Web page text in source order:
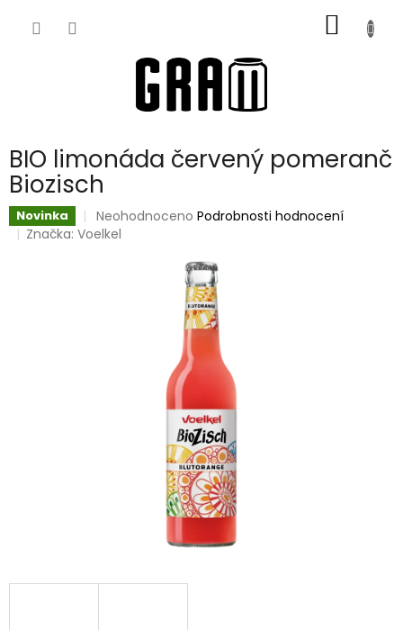
KOŠÍK
BIO limonáda červený pomeranč
Biozisch
Novinka
Průměrné
hodnocení
Neohodnoceno Podrobnosti hodnocení
Značka:Voelkel